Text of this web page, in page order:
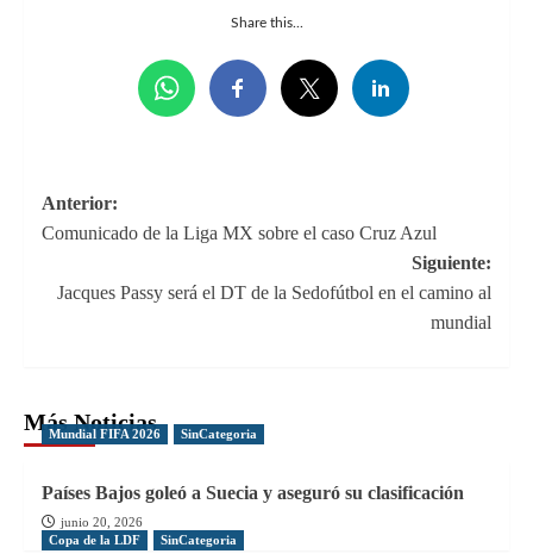
Share this...
Navegación
de
entradas
Anterior:
Comunicado de la Liga MX sobre el caso Cruz Azul
Siguiente:
Jacques Passy será el DT de la Sedofútbol en el camino al
mundial
Más Noticias
Mundial FIFA 2026 SinCategoria
Países Bajos goleó a Suecia y aseguró su clasificación
junio 20, 2026
Copa de la LDF
SinCategoria